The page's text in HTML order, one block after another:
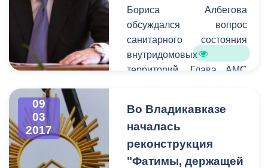
Бориса Албегова
обсуждался вопрос
санитарного состояния
внутридомовых
территорий. Глава АМС
жителями
многоквартирных домов.
Так как вышеуказанные
территории являются
09
03
2017
Во Владикавказе
началась
реконструкция
"Фатимы, держащей